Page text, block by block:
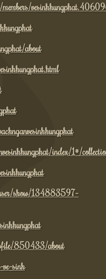
about
index/1#/
show/134883597-
850433/about
sinh